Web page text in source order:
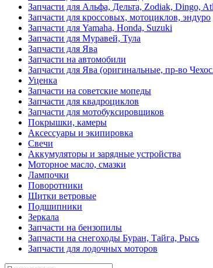
Запчасти для Альфа, Дельта, Zodiak, Dingo,
Запчасти для кроссовых, мотоциклов, эндуро
Запчасти для Yamaha, Honda, Suzuki
Запчасти для Муравей, Тула
Запчасти для Ява
Запчасти на автомобили
Запчасти для Ява (оригинальные, пр-во
Уценка
Запчасти на советские мопеды
Запчасти для квадроциклов
Запчасти для мотобуксировщиков
Покрышки, камеры
Аксессуары и экипировка
Свечи
Аккумуляторы и зарядные устройства
Моторное масло, смазки
Лампочки
Поворотники
Щитки ветровые
Подшипники
Зеркала
Запчасти на бензопилы
Запчасти на снегоходы Буран, Тайга, Рысь
Запчасти для лодочных моторов